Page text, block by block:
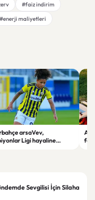
#faiz indirim
#enerji maliyetleri
arsaVev,
Ligi hayaline
Sevgilisi İçin Silaha